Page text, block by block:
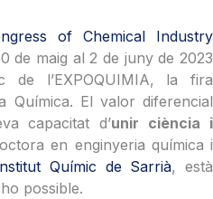
of Chemical Industry
de maig al 2 de juny de 2023
l’EXPOQUIMIA, la fira
Química. El valor diferencial
capacitat d’unir ciència i
en enginyeria química i
Químic de Sarrià, està
possible.